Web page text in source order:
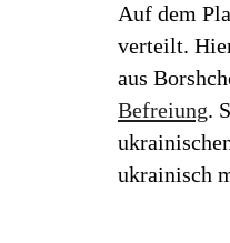
Auf dem
verteilt.
aus
Befreiung.
ukrainisch